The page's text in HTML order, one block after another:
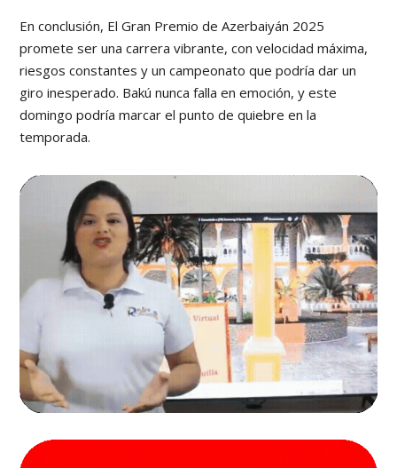
En conclusión, El Gran Premio de Azerbaiyán 2025
promete ser una carrera vibrante, con velocidad máxima,
riesgos constantes y un campeonato que podría dar un
giro inesperado. Bakú nunca falla en emoción, y este
domingo podría marcar el punto de quiebre en la
temporada.